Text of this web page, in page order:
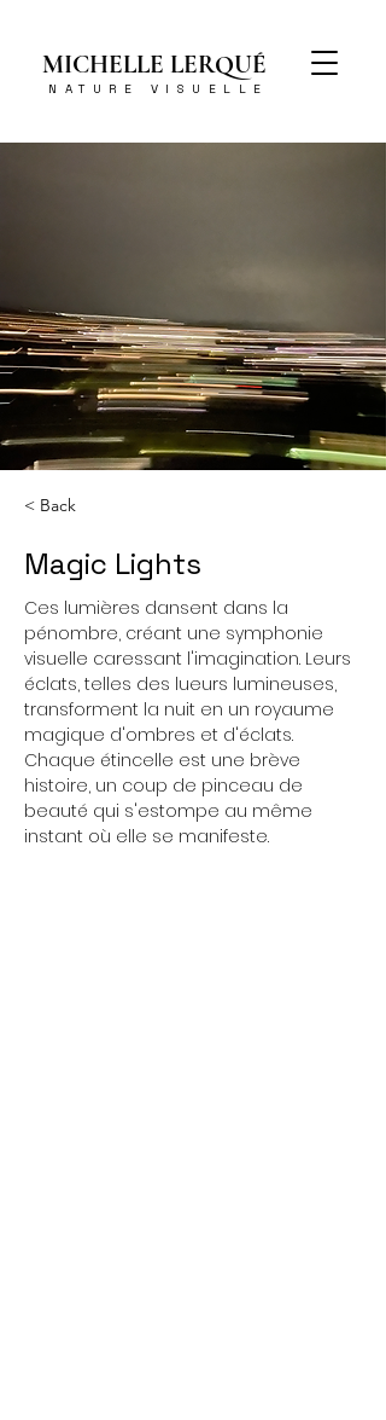
MICHELLE LERQUÉ
NATURE VISUELLE
< Back
Magic Lights
Ces lumières dansent dans la
pénombre, créant une symphonie
visuelle caressant l'imagination. Leurs
éclats, telles des lueurs lumineuses,
transforment la nuit en un royaume
magique d'ombres et d'éclats.
Chaque étincelle est une brève
histoire, un coup de pinceau de
beauté qui s'estompe au même
instant où elle se manifeste.